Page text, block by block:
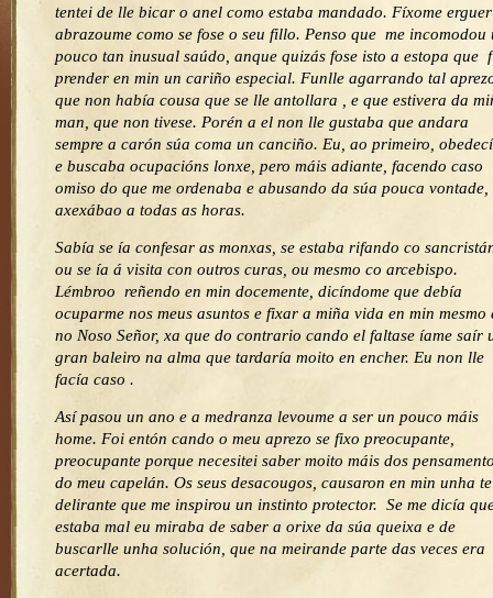
tentei de lle bicar o anel como estaba mandado. Fíxome
abrazoume como se fose o seu fillo. Penso que me incomodou
pouco tan inusual saúdo, anque quizás fose isto a estopa que
prender en min un cariño especial. Funlle agarrando tal
que non había cousa que se lle antollara , e que estivera da
man, que non tivese. Porén a el non lle gustaba que andara
sempre a carón súa coma un canciño. Eu, ao primeiro,
e buscaba ocupacións lonxe, pero máis adiante, facendo caso
omiso do que me ordenaba e abusando da súa pouca vontade,
axexábao a todas as horas.
Sabía se ía confesar as monxas, se estaba rifando co
ou se ía á visita con outros curas, ou mesmo co arcebispo.
Lémbroo reñendo en min docemente, dicíndome que debía
ocuparme nos meus asuntos e fixar a miña vida en min mesmo
no Noso Señor, xa que do contrario cando el faltase íame saír
gran baleiro na alma que tardaría moito en encher. Eu non lle
facía caso .
Así pasou un ano e a medranza levoume a ser un pouco máis
home. Foi entón cando o meu aprezo se fixo preocupante,
preocupante porque necesitei saber moito máis dos
do meu capelán. Os seus desacougos, causaron en min unha
delirante que me inspirou un instinto protector. Se me dicía
estaba mal eu miraba de saber a orixe da súa queixa e de
buscarlle unha solución, que na meirande parte das veces era
acertada.